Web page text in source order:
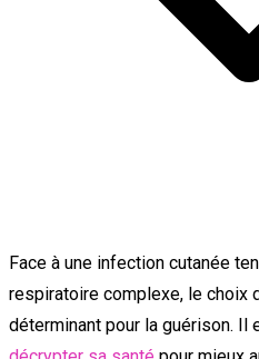
Face à une infection cutanée
respiratoire complexe, le choix
déterminant pour la guérison.